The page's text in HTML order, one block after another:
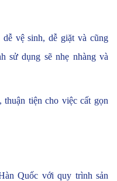
vệ sinh, dễ giặt và cũng
sử dụng sẽ nhẹ nhàng và
tiện cho việc cất gọn
Quốc với quy trình sản